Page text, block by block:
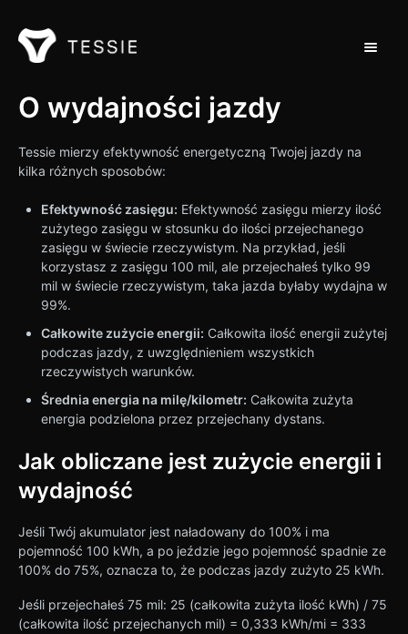
Wsparcie dla domu
Kontakt
O wydajności jazdy
Tessie mierzy efektywność energetyczną Twojej jazdy na
kilka różnych sposobów:
Efektywność zasięgu: Efektywność zasięgu mierzy ilość
zużytego zasięgu w stosunku do ilości przejechanego
zasięgu w świecie rzeczywistym. Na przykład, jeśli
korzystasz z zasięgu 100 mil, ale przejechałeś tylko 99
mil w świecie rzeczywistym, taka jazda byłaby wydajna w
99%.
Całkowite zużycie energii: Całkowita ilość energii zużytej
podczas jazdy, z uwzględnieniem wszystkich
rzeczywistych warunków.
Średnia energia na milę/kilometr: Całkowita zużyta
energia podzielona przez przejechany dystans.
Jak obliczane jest zużycie energii i
wydajność
Jeśli Twój akumulator jest naładowany do 100% i ma
pojemność 100 kWh, a po jeździe jego pojemność spadnie ze
100% do 75%, oznacza to, że podczas jazdy zużyto 25 kWh.
Jeśli przejechałeś 75 mil: 25 (całkowita zużyta ilość kWh) / 75
(całkowita ilość przejechanych mil) = 0,333 kWh/mi = 333